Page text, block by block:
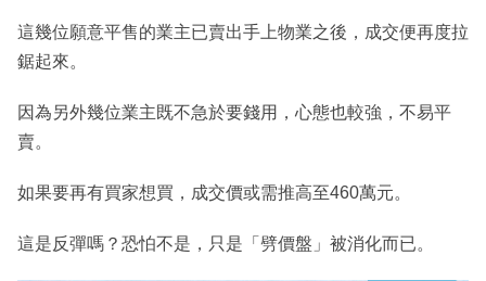
這幾位願意平售的業主已賣出手上物業之後，成交便再度拉
鋸起來。
因為另外幾位業主既不急於要錢用，心態也較強，不易平
賣。
如果要再有買家想買，成交價或需推高至460萬元。
這是反彈嗎？恐怕不是，只是「劈價盤」被消化而已。